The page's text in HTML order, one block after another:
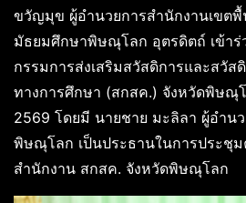
ขวัญมุข ผู้อำนวยการสำนักงานเขต
มัธยมศึกษาพิษณุโลก อุตรดิตถ์ เข้า
กรรมการส่งเสริมสวัสดิการและสวั
ทางการศึกษา (สกสค.) จังหวัดพิษณุ
2569 โดยมี นายชาย มะลิลา ผู้อำน
พิษณุโลก เป็นประธานในการประชุ
สำนักงาน สกสค. จังหวัดพิษณุโลก